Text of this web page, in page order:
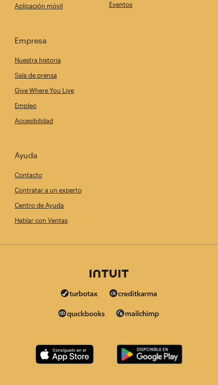
Aplicación móvil
Eventos
Empresa
Nuestra historia
Sala de prensa
Give Where You Live
Empleo
Accesibilidad
Ayuda
Contacto
Contratar a un experto
Centro de Ayuda
Hablar con Ventas